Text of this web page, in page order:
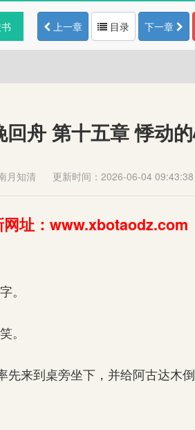
上一章 目录 下一章
回舟 第十五章 悸动
月知清 更新时间：2026-06-04 09:43:38
网址：www.xbotaodz.com
。
。
来到桌旁坐下，并给阿古达木倒